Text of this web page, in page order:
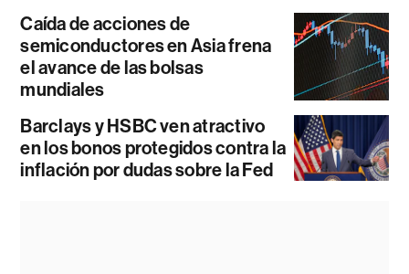
Caída de acciones de
semiconductores en Asia frena
el avance de las bolsas
mundiales
Barclays y HSBC ven atractivo
en los bonos protegidos contra la
inflación por dudas sobre la Fed